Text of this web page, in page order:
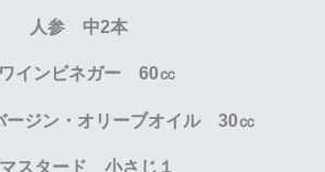
人参 中2本
インビネガー 60㏄
ージン・オリーブオイル 30㏄
スタード 小さじ１